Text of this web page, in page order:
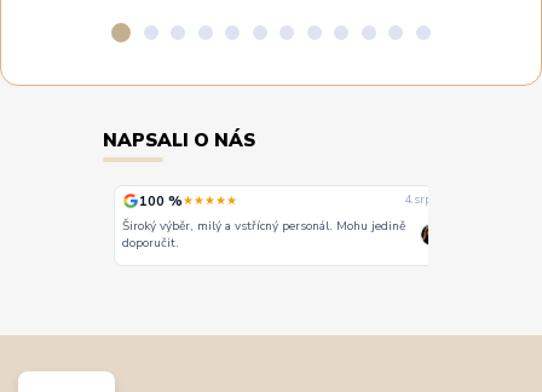
NAPSALI O NÁS
100 %★★★★★ 4. srpna
Široký výběr, milý a vstřícný personál. Mohu jedině
doporučit.